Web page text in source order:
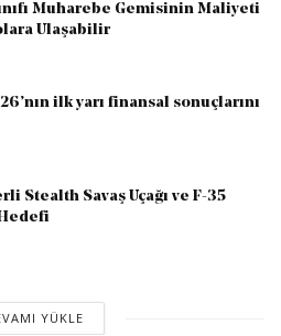
Muharebe Gemisinin Maliyeti
Ulaşabilir
ilk yarı finansal sonuçlarını
Stealth Savaş Uçağı ve F-35
YÜKLE